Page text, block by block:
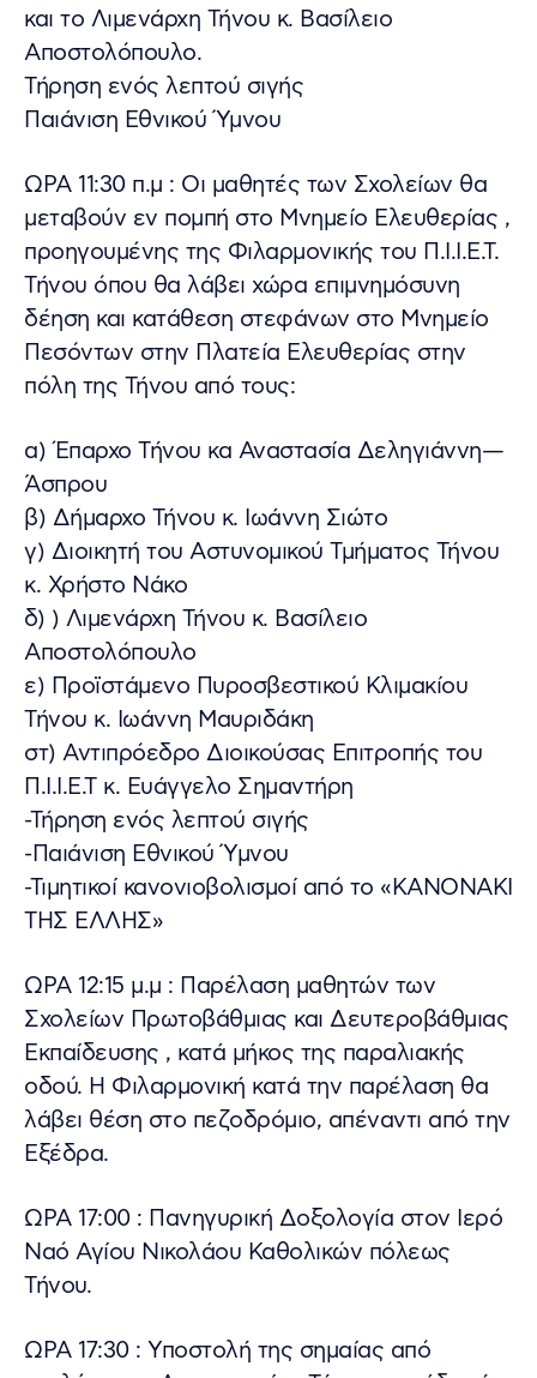
και το Λιμενάρχη Τήνου κ. Βασίλειο
Αποστολόπουλο.
Τήρηση ενός λεπτού σιγής
Παιάνιση Εθνικού Ύμνου
ΩΡΑ 11:30 π.μ : Οι μαθητές των Σχολείων θα
μεταβούν εν πομπή στο Μνημείο Ελευθερίας ,
προηγουμένης της Φιλαρμονικής του Π.Ι.Ι.Ε.Τ.
Τήνου όπου θα λάβει χώρα επιμνημόσυνη
δέηση και κατάθεση στεφάνων στο Μνημείο
Πεσόντων στην Πλατεία Ελευθερίας στην
πόλη της Τήνου από τους:
α) Έπαρχο Τήνου κα Αναστασία Δεληγιάννη—
Άσπρου
β) Δήμαρχο Τήνου κ. Ιωάννη Σιώτο
γ) Διοικητή του Αστυνομικού Τμήματος Τήνου
κ. Χρήστο Νάκο
δ) ) Λιμενάρχη Τήνου κ. Βασίλειο
Αποστολόπουλο
ε) Προϊστάμενο Πυροσβεστικού Κλιμακίου
Τήνου κ. Ιωάννη Μαυριδάκη
στ) Αντιπρόεδρο Διοικούσας Επιτροπής του
Π.Ι.Ι.Ε.Τ κ. Ευάγγελο Σημαντήρη
-Τήρηση ενός λεπτού σιγής
-Παιάνιση Εθνικού Ύμνου
-Τιμητικοί κανονιοβολισμοί από το «ΚΑΝΟΝΑΚΙ
ΤΗΣ ΕΛΛΗΣ»
ΩΡΑ 12:15 μ.μ : Παρέλαση μαθητών των
Σχολείων Πρωτοβάθμιας και Δευτεροβάθμιας
Εκπαίδευσης , κατά μήκος της παραλιακής
οδού. Η Φιλαρμονική κατά την παρέλαση θα
λάβει θέση στο πεζοδρόμιο, απέναντι από την
Εξέδρα.
ΩΡΑ 17:00 : Πανηγυρική Δοξολογία στον Ιερό
Ναό Αγίου Νικολάου Καθολικών πόλεως
Τήνου.
ΩΡΑ 17:30 : Υποστολή της σημαίας από